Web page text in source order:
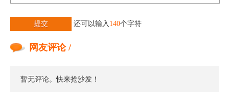
提交 还可以输入 140个字符
网友评论 /
暂无评论。快来抢沙发！